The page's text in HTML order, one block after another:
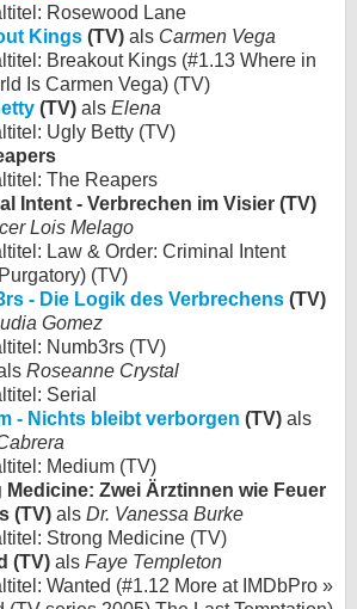
Rosewood Lane
Kings (TV) als Carmen Vega
Breakout Kings (#1.13 Where in
Is Carmen Vega) (TV)
(TV) als Elena
Ugly Betty (TV)
The Reapers
Intent - Verbrechen im Visier (TV)
Lois Melago
Law & Order: Criminal Intent
(TV)
- Die Logik des Verbrechens (TV)
Gomez
Numb3rs (TV)
Roseanne Crystal
Serial
- Nichts bleibt verborgen (TV) als
Medium (TV)
Medicine: Zwei Ärztinnen wie Feuer
(TV) als Dr. Vanessa Burke
Strong Medicine (TV)
(TV) als Faye Templeton
Wanted (#1.12 More at IMDbPro »